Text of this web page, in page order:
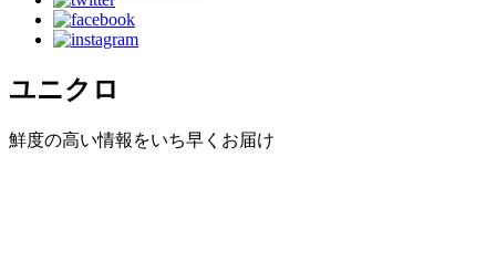
ユニクロ
鮮度の高い情報をいち早くお届け